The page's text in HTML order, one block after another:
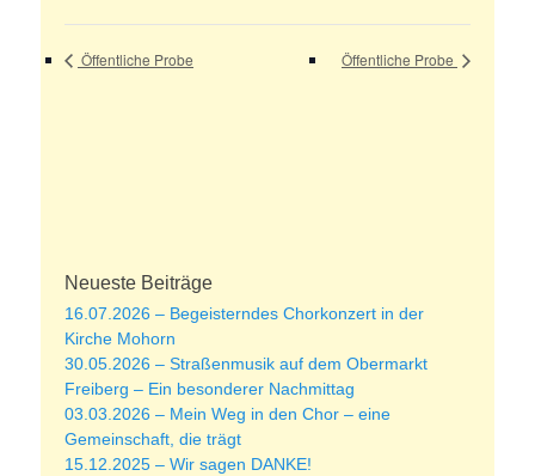
Öffentliche Probe Öffentliche Probe
Neueste Beiträge
16.07.2026 – Begeisterndes Chorkonzert in der
Kirche Mohorn
30.05.2026 – Straßenmusik auf dem Obermarkt
Freiberg – Ein besonderer Nachmittag
03.03.2026 – Mein Weg in den Chor – eine
Gemeinschaft, die trägt
15.12.2025 – Wir sagen DANKE!